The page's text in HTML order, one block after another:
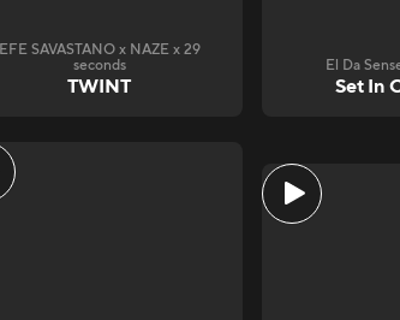
EFE SAVASTANO x NAZE x 29
seconds
TWINT
El Da
Set In